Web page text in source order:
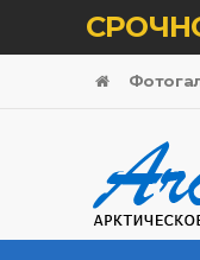
Память жертв